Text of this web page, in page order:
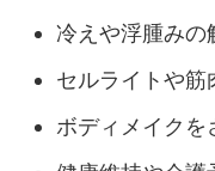
冷えや浮腫みの
セルライトや筋
ボディメイクを